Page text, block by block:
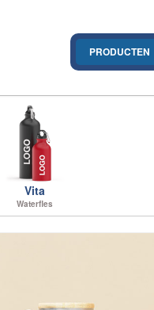
PRODUCTEN
Vita
Waterfles